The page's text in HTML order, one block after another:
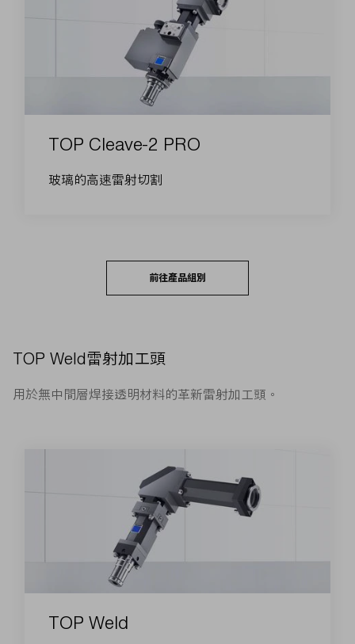
TOP Cleave-2 PRO
玻璃的高速雷射切割
前往產品組別
TOP Weld雷射加工頭
用於無中間層焊接透明材料的革新雷射加工頭。
TOP Weld